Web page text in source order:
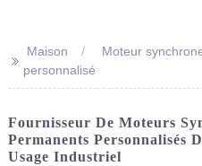
>>
Maison
Moteur
personnalisé
Fournisseur De Moteurs
Permanents Personnalisés
Usage Industriel